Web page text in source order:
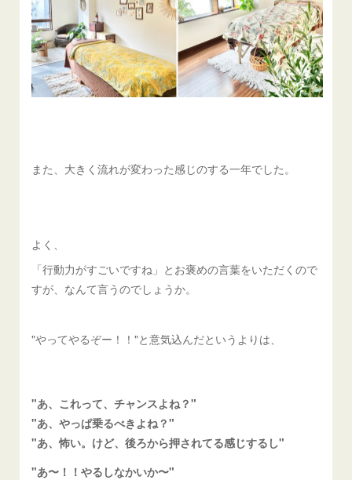
また、大きく流れが変わった感じのする一年でした。
よく、
「行動力がすごいですね」とお褒めの言葉をいただくので
すが、なんて言うのでしょうか。
"やってやるぞー！！"と意気込んだというよりは、
"あ、これって、チャンスよね？"
"あ、やっぱ乗るべきよね？"
"あ、怖い。けど、後ろから押されてる感じするし"
"あ〜！！やるしなかいか〜"